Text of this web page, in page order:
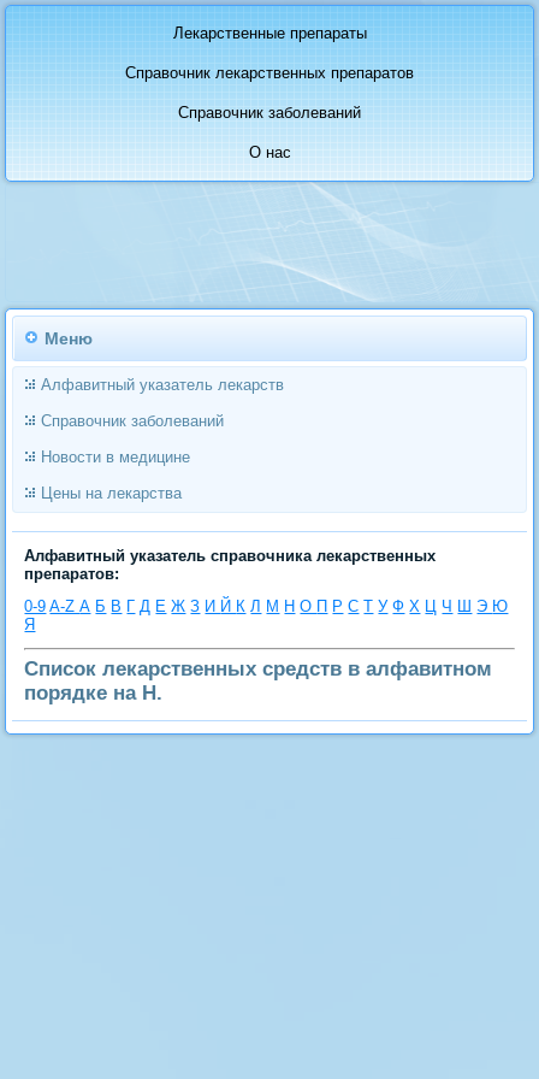
Лекарственные препараты
Справочник лекарственных препаратов
Справочник заболеваний
О нас
Меню
Алфавитный указатель лекарств
Справочник заболеваний
Новости в медицине
Цены на лекарства
Алфавитный указатель справочника лекарственных
препаратов:
0-9 A-ZА Б В Г Д Е Ж З И Й К Л М Н О П Р С Т У Ф Х Ч Э Ю
Я
Список лекарственных средств в алфавитном
порядке на Н.